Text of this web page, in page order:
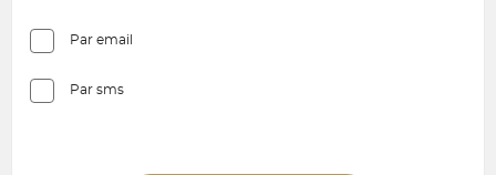
Par email
Par sms